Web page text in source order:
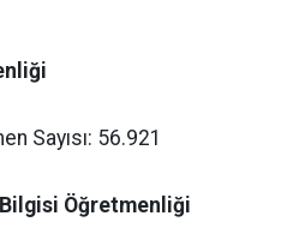
Sayısı: 56.921
Öğretmenliği